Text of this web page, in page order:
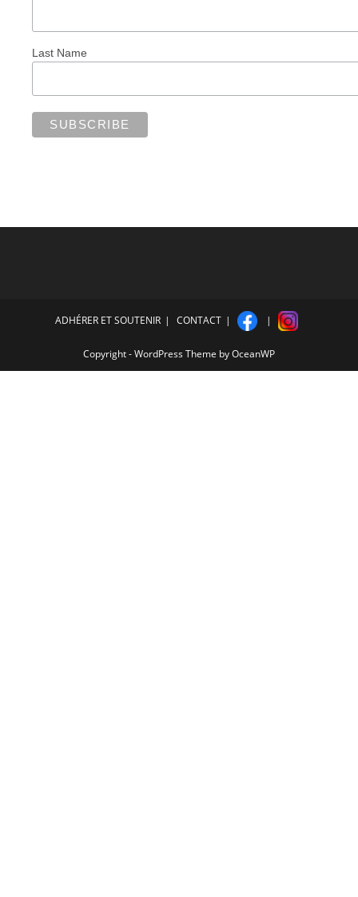
Last Name
ADHÉRER ET SOUTENIR CONTACT
Copyright - WordPress Theme by OceanWP